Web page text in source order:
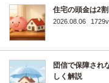
住宅の頭金は2
2026.08.06
団信で保障され
しく解説